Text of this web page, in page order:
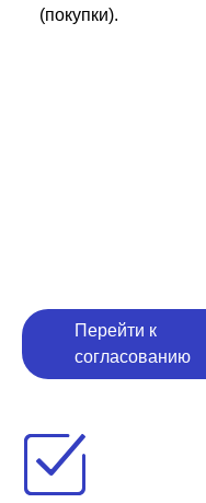
(покупки).
Перейти к
согласованию